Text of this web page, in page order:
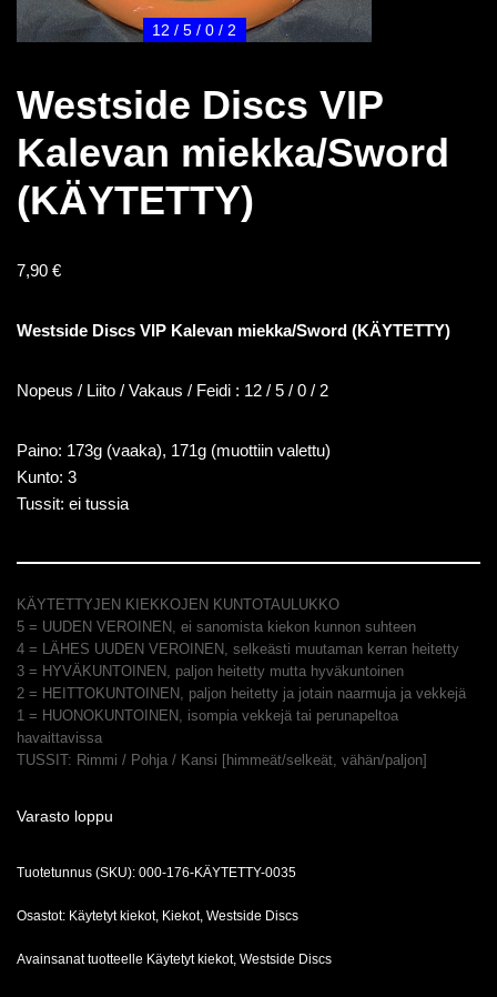
12 / 5 / 0 / 2
Westside Discs VIP
Kalevan miekka/Sword
(KÄYTETTY)
7,90 €
Westside Discs VIP Kalevan miekka/Sword (KÄYTETTY)
Nopeus / Liito / Vakaus / Feidi : 12 / 5 / 0 / 2
Paino: 173g (vaaka), 171g (muottiin valettu)
Kunto: 3
Tussit: ei tussia
KÄYTETTYJEN KIEKKOJEN KUNTOTAULUKKO
5 = UUDEN VEROINEN, ei sanomista kiekon kunnon suhteen
4 = LÄHES UUDEN VEROINEN, selkeästi muutaman kerran heitetty
3 = HYVÄKUNTOINEN, paljon heitetty mutta hyväkuntoinen
2 = HEITTOKUNTOINEN, paljon heitetty ja jotain naarmuja ja vekkejä
1 = HUONOKUNTOINEN, isompia vekkejä tai perunapeltoa
havaittavissa
TUSSIT: Rimmi / Pohja / Kansi [himmeät/selkeät, vähän/paljon]
Varasto loppu
Tuotetunnus (SKU): 000-176-KÄYTETTY-0035
Osastot: Käytetyt kiekot, Kiekot, Westside Discs
Avainsanat tuotteelle Käytetyt kiekot, Westside Discs